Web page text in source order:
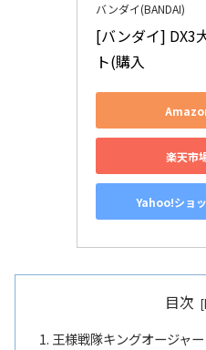
バンダイ(BANDAI)
[バンダイ] DX3
ト(購入
楽天市
Yahoo!ショ
目次
王様戦隊キングオージャ